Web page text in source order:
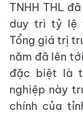
TNHH THL
duy trì tỷ lệ
Tổng giá trị
năm đã lên
đặc biệt là
nghiệp này
chính của